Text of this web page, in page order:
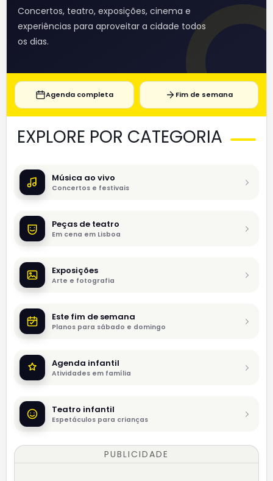
Concertos, teatro, exposições, cinema e
experiências para aproveitar a cidade todos
os dias.
Agenda completa Fim de semana
EXPLORE POR CATEGORIA
Música ao vivo
Concertos e festivais
Peças de teatro
Em cena em Lisboa
Exposições
Arte e fotografia
Este fim de semana
Planos para sábado e domingo
Agenda infantil
Atividades em família
Teatro infantil
Espetáculos para crianças
PUBLICIDADE